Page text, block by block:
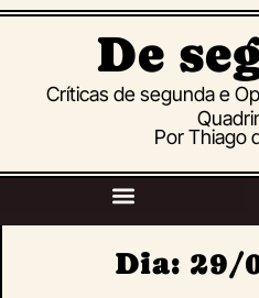
De
Críticas de segunda e
Por Thiago
Dia: 29/